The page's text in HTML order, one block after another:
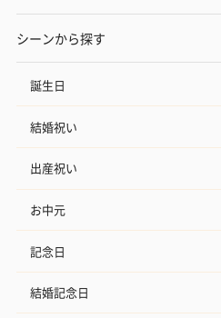
シーンから探す
誕生日
結婚祝い
出産祝い
お中元
記念日
結婚記念日